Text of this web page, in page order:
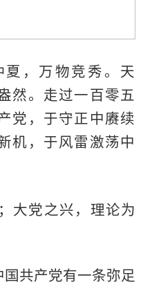
夏，万物竞秀。天
然。走过一百零五
党，于守正中赓续
机，于风雷激荡中
大党之兴，理论为
共产党有一条弥足